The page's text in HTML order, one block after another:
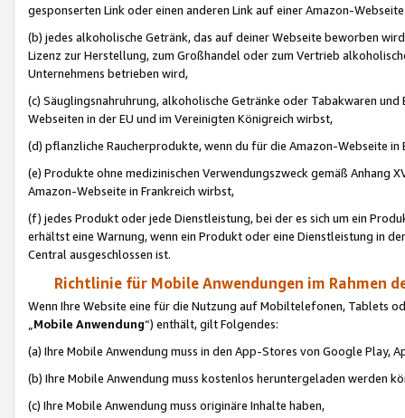
gesponserten Link oder einen anderen Link auf einer Amazon-
(b) jedes alkoholische Getränk, das auf deiner Webseite beworben
Lizenz zur Herstellung, zum Großhandel oder zum Vertrieb
Unternehmens betrieben wird,
(c) Säuglingsnahruhrung, alkoholische Getränke oder Tabakwaren
Webseiten in der EU und im Vereinigten Königreich wirbst,
(d) pflanzliche Raucherprodukte, wenn du für die Amazon-Webseite in
(e) Produkte ohne medizinischen Verwendungszweck gemäß Anhang
Amazon-Webseite in Frankreich wirbst,
(f) jedes Produkt oder jede Dienstleistung, bei der es sich um ein
erhältst eine Warnung, wenn ein Produkt oder eine Dienstleistung in
Central ausgeschlossen ist.
Richtlinie für Mobile Anwendungen im Rahmen
Wenn Ihre Website eine für die Nutzung auf Mobiltelefonen, Tablets
„Mobile Anwendung“) enthält, gilt Folgendes:
(a) Ihre Mobile Anwendung muss in den App-Stores von Google Play,
(b) Ihre Mobile Anwendung muss kostenlos heruntergeladen werden
(c) Ihre Mobile Anwendung muss originäre Inhalte haben,